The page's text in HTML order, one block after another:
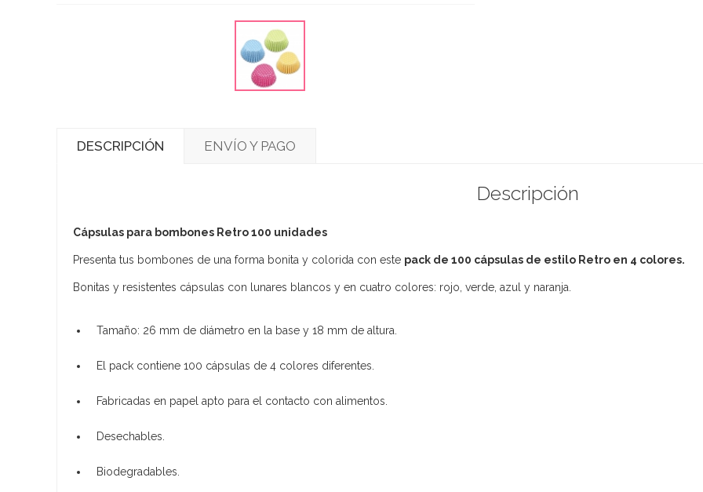
DESCRIPCIÓN ENVÍO Y PAGO
Descripción
Cápsulas para bombones Retro 100 unidades
Presenta tus bombones de una forma bonita y colorida con este pack de 100 cápsulas de estilo Retro en 4 colores.
Bonitas y resistentes cápsulas con lunares blancos y en cuatro colores: rojo, verde, azul y naranja.
Tamaño: 26 mm de diámetro en la base y 18 mm de altura.
El pack contiene 100 cápsulas de 4 colores diferentes.
Fabricadas en papel apto para el contacto con alimentos.
Desechables.
Biodegradables.